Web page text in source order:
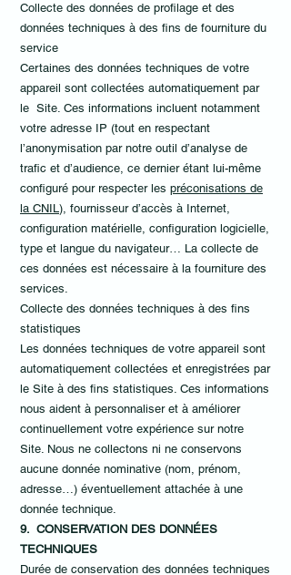
Collecte des données de profilage et des
données techniques à des fins de fourniture du
service
Certaines des données techniques de votre
appareil sont collectées automatiquement par
le Site. Ces informations incluent notamment
votre adresse IP (tout en respectant
l’anonymisation par notre outil d’analyse de
trafic et d’audience, ce dernier étant lui-même
configuré pour respecter les préconisations de
la CNIL), fournisseur d’accès à Internet,
configuration matérielle, configuration logicielle,
type et langue du navigateur… La collecte de
ces données est nécessaire à la fourniture des
services.
Collecte des données techniques à des fins
statistiques
Les données techniques de votre appareil sont
automatiquement collectées et enregistrées par
le Site à des fins statistiques. Ces informations
nous aident à personnaliser et à améliorer
continuellement votre expérience sur notre
Site. Nous ne collectons ni ne conservons
aucune donnée nominative (nom, prénom,
adresse…) éventuellement attachée à une
donnée technique.
9. CONSERVATION DES DONNÉES
TECHNIQUES
Durée de conservation des données techniques